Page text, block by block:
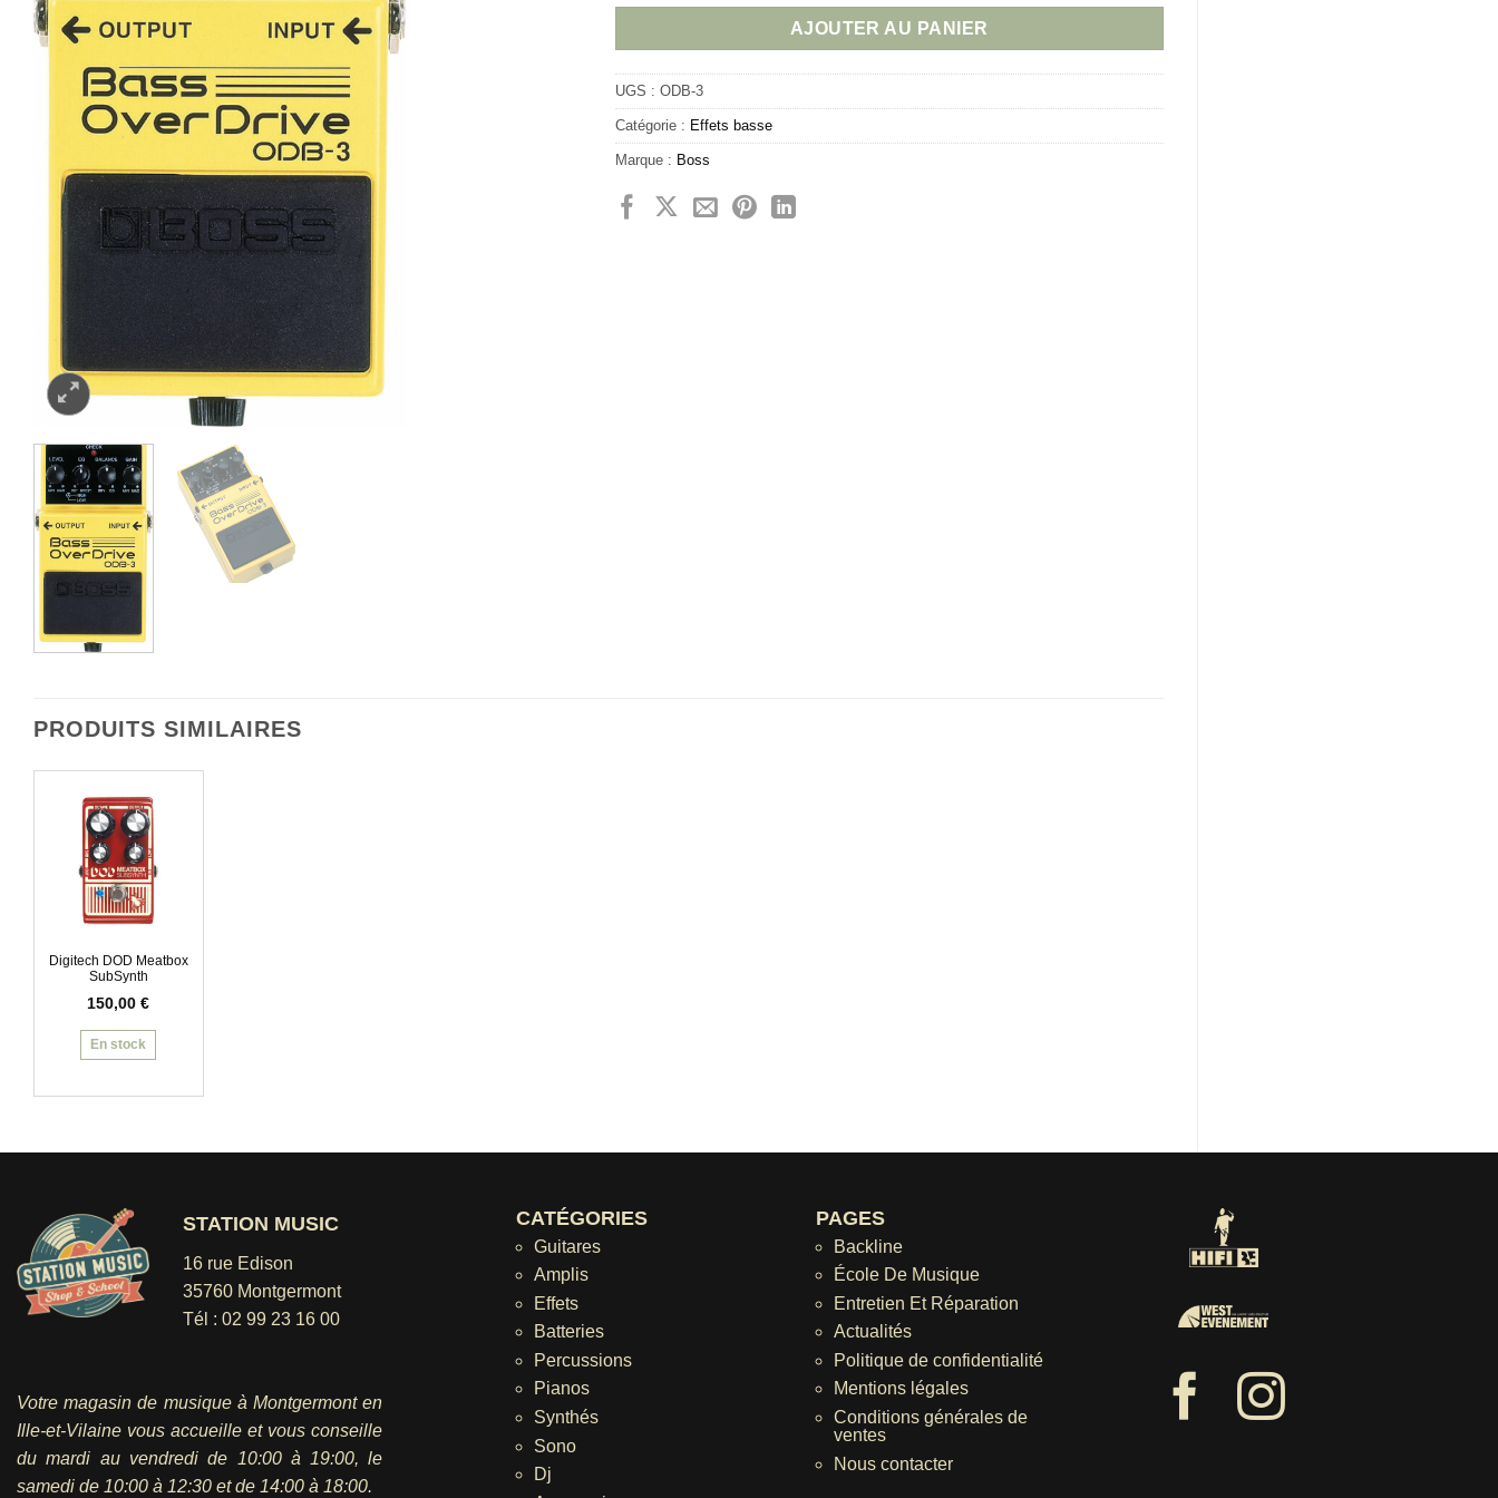
AJOUTER AU PANIER
UGS :ODB-3
Catégorie : Effets basse
Marque : Boss
PRODUITS SIMILAIRES
Digitech DOD Meatbox
SubSynth
150,00€
En stock
STATION MUSIC
16 rue Edison
35760 Montgermont
Tél : 02 99 23 16 00
Votre magasin de musique à Montgermont en
Ille-et-Vilaine vous accueille et vous conseille
du mardi au vendredi de 10:00 à 19:00, le
samedi de 10:00 à 12:30 et de 14:00 à 18:00.
CATÉGORIES
Guitares
Amplis
Effets
Batteries
Percussions
Pianos
Synthés
Sono
Dj
PAGES
Backline
École De Musique
Entretien Et Réparation
Actualités
Politique de confidentialité
Mentions légales
Conditions générales de
ventes
Nous contacter